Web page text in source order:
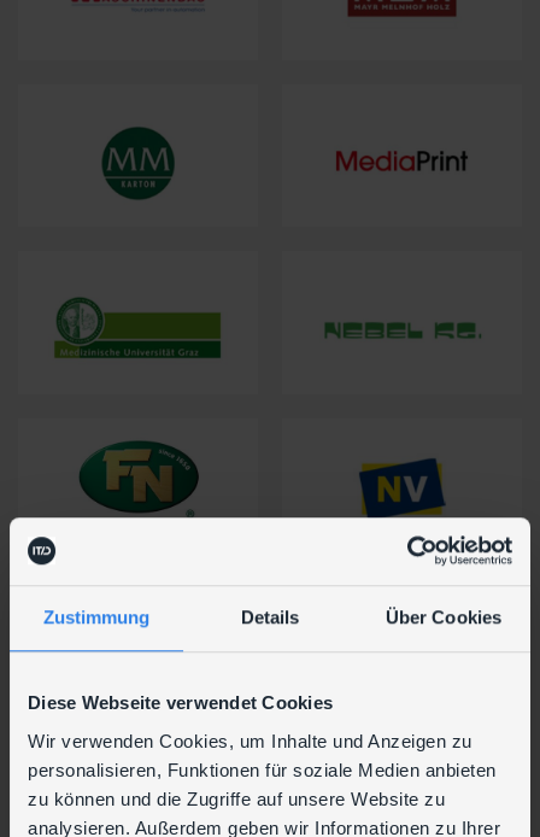
Zustimmung Details Über Cookies
Diese Webseite verwendet Cookies
Wir verwenden Cookies, um Inhalte und Anzeigen zu
personalisieren, Funktionen für soziale Medien anbieten
zu können und die Zugriffe auf unsere Website zu
analysieren. Außerdem geben wir Informationen zu Ihrer